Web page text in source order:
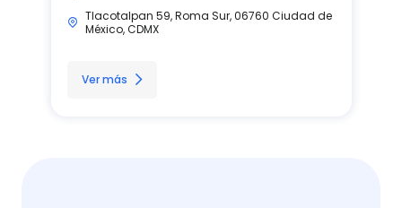
Tlacotalpan 59, Roma Sur, 06760 Ciudad de
México, CDMX
Ver más